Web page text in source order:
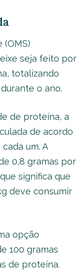
(OMS)
seja feito por
totalizando
o ano.
de proteína, a
de acordo
um. A
0,8 gramas por
significa que
deve consumir
opção
100 gramas
de proteína.